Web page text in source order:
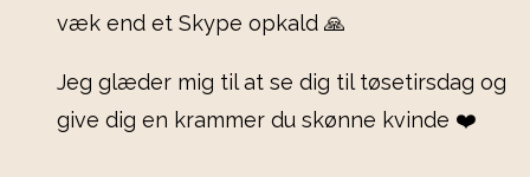
væk end et Skype opkald 🙏
Jeg glæder mig til at se dig til tøsetirsdag og
give dig en krammer du skønne kvinde ❤️